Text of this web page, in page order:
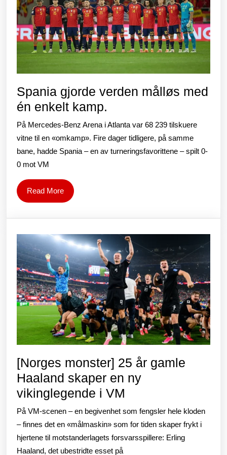
mot
finalen.
Spania gjorde verden målløs med
én enkelt kamp.
gjorde
verden
målløs
På Mercedes-Benz Arena i Atlanta var 68 239 tilskuere
vitne til en «omkamp». Fire dager tidligere, på samme
bane, hadde Spania – en av turneringsfavorittene – spilt 0-
0 mot VM
Read MoreRead
More
[Norges monster] 25 år gamle
Haaland skaper en ny
vikinglegende i VM
monster]
25
år
På VM-scenen – en begivenhet som fengsler hele kloden
– finnes det en «målmaskin» som for tiden skaper frykt i
hjertene til motstanderlagets forsvarsspillere: Erling
Haaland, det ubestridte esset på